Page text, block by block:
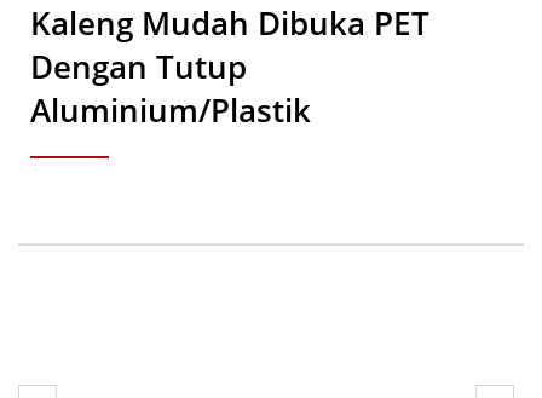
Kaleng Mudah Dibuka PET
Dengan Tutup
Aluminium/Plastik